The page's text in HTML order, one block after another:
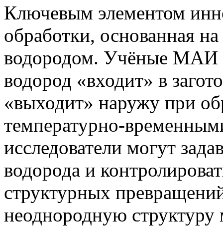
Ключевым элементом
обработки, основанная
водородом. Учёные МАИ
водород «входит» в
«выходит» наружу при
температурно-
исследователи могут
водорода и
структурных
неоднородную структуру